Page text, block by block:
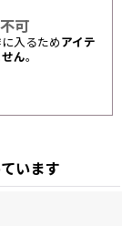
可
入るため アイテ
ん。
います